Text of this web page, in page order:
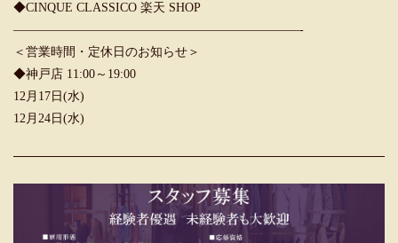
◆CINQUE CLASSICO 楽天 SHOP
———————————————————————-
＜営業時間・定休日のお知らせ＞
◆神戸店 11:00～19:00
12月17日(水)
12月24日(水)